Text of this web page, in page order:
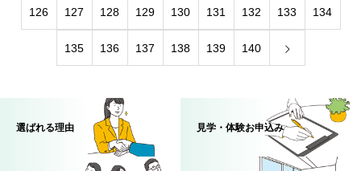
126 127 128 129 130 131 132 133 134
135 136 137 138 139 140
選ばれる理由 見学・体験お申込み